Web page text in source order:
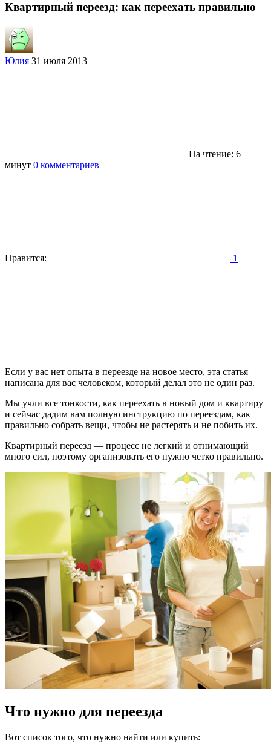
Квартирный переезд: как переехать правильно
Юлия 31 июля 2013
На чтение: 6
минут 0 комментариев
Нравится: 1
Если у вас нет опыта в переезде на новое место, эта статья
написана для вас человеком, который делал это не один раз.
Мы учли все тонкости, как переехать в новый дом и квартиру
и сейчас дадим вам полную инструкцию по переездам, как
правильно собрать вещи, чтобы не растерять и не побить их.
Квартирный переезд — процесс не легкий и отнимающий
много сил, поэтому организовать его нужно четко правильно.
Что нужно для переезда
Вот список того, что нужно найти или купить: